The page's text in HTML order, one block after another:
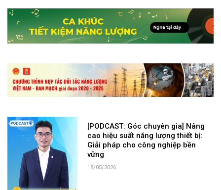
[PODCAST: Góc chuyên gia] Nâng
cao hiệu suất năng lượng thiết bị:
Giải pháp cho công nghiệp bền
vững
18/05/2026